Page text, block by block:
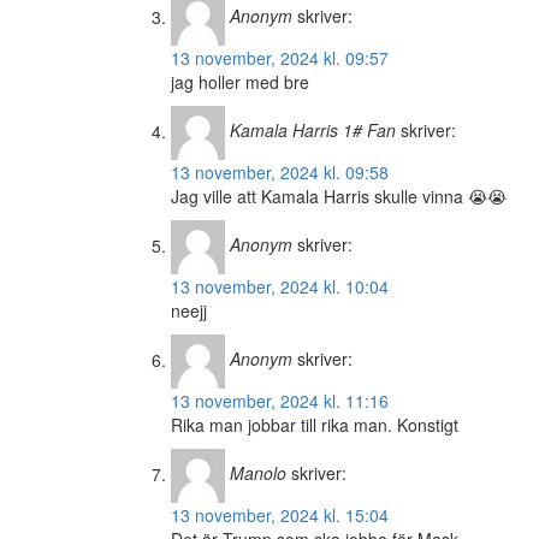
Anonym skriver:
13 november, 2024 kl. 09:57
jag holler med bre
Kamala Harris 1# Fan skriver:
13 november, 2024 kl. 09:58
Jag ville att Kamala Harris skulle vinna 😭😭
Anonym skriver:
13 november, 2024 kl. 10:04
neejj
Anonym skriver:
13 november, 2024 kl. 11:16
Rika man jobbar till rika man. Konstigt
Manolo skriver:
13 november, 2024 kl. 15:04